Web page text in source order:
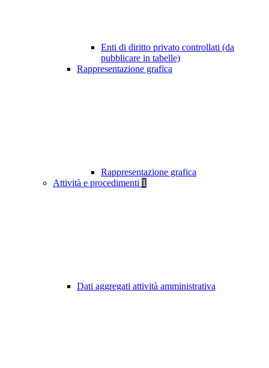
Enti di diritto privato controllati (da
pubblicare in tabelle)
Rappresentazione grafica
Rappresentazione grafica
Attività e procedimenti 1
Dati aggregati attività amministrativa